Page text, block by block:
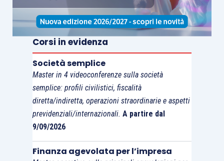
Corsi in evidenza
Società semplice
Master in 4 videoconferenze sulla società
semplice: profili civilistici, fiscalità
diretta/indiretta, operazioni straordinarie e aspetti
previdenziali/internazionali. A partire dal
9/09/2026
Finanza agevolata per l’impresa